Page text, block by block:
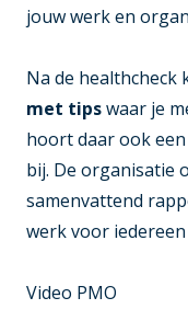
jouw werk en
Na de healthcheck
met tipswaar je
hoort daar ook
bij. De organisatie
samenvattend
werk voor
Video PMO